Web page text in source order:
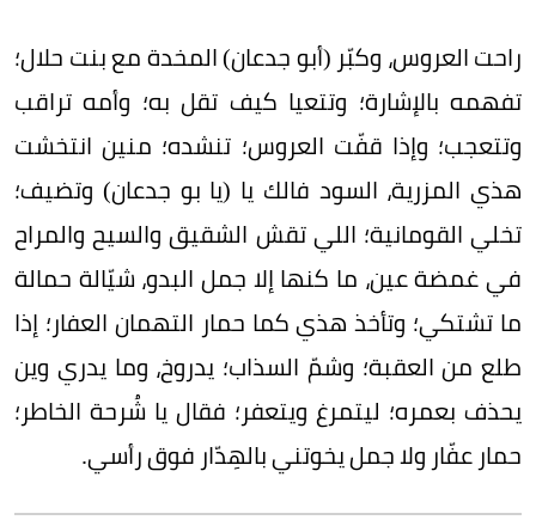
راحت العروس، وكبّر (أبو جدعان) المخدة مع بنت حلال؛
تفهمه بالإشارة؛ وتتعيا كيف تقل به؛ وأمه تراقب
وتتعجب؛ وإذا قفّت العروس؛ تنشده؛ منين انتخشت
هذي المزرية، السود فالك يا (يا بو جدعان) وتضيف؛
تخلي القومانية؛ اللي تقش الشقيق والسيح والمراح
في غمضة عين، ما كنها إلا جمل البدو، شيّالة حمالة
ما تشتكي؛ وتأخذ هذي كما حمار التهمان العفار؛ إذا
طلع من العقبة؛ وشمّ السذاب؛ يدروخ، وما يدري وين
يحذف بعمره؛ ليتمرغ ويتعفر؛ فقال يا شُرحة الخاطر؛
حمار عفّار ولا جمل يخوتني بالهِدّار فوق رأسي.